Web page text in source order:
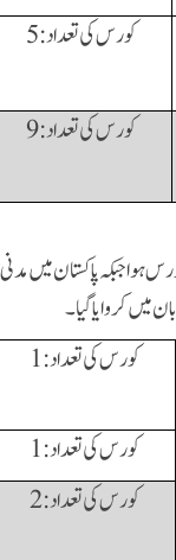
کورس کی تعداد:5
کورس کی تعداد: 9
میں کروایا گیا۔
کورس کی تعداد: 1
کورس کی تعداد: 1
کورس کی تعداد: 2